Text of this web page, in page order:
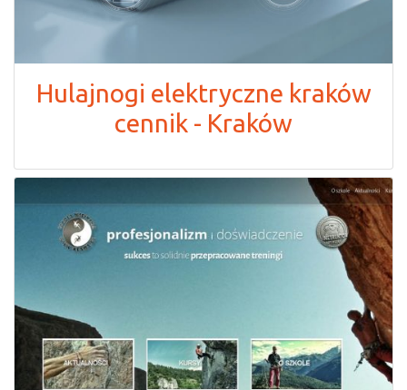
Hulajnogi elektryczne kraków
cennik - Kraków